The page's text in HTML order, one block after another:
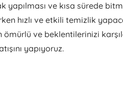
ve kısa sürede
hızlı ve etkili temizlik
ömürlü ve beklentilerinizi
yapıyoruz.